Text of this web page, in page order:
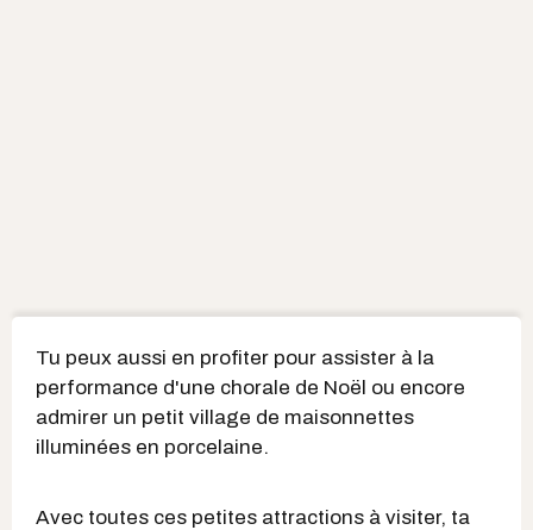
Tu peux aussi en profiter pour assister à la
performance d'une chorale de Noël ou encore
admirer un petit village de maisonnettes
illuminées en porcelaine.
Avec toutes ces petites attractions à visiter, ta